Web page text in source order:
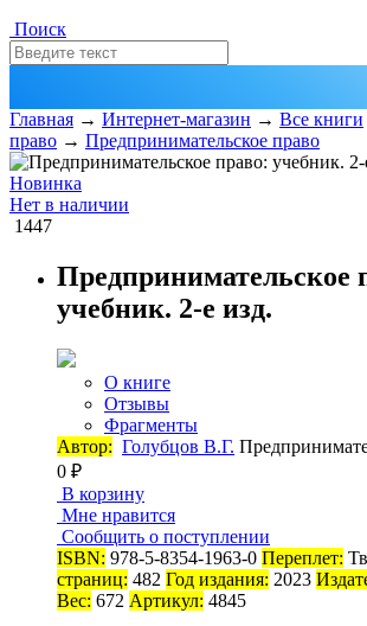
Поиск
Главная → Интернет-магазин → Все книги
право → Предпринимательское право
Новинка
Нет в наличии
1447
Предпринимательское
учебник. 2-е изд.
О книге
Отзывы
Фрагменты
Автор: Голубцов В.Г.
0 ₽
В корзину
Мне нравится
Сообщить о поступлении
ISBN: 978-5-8354-1963-0 Переплет:
страниц: 482 Год издания: 2023
Вес: 672 Артикул: 4845